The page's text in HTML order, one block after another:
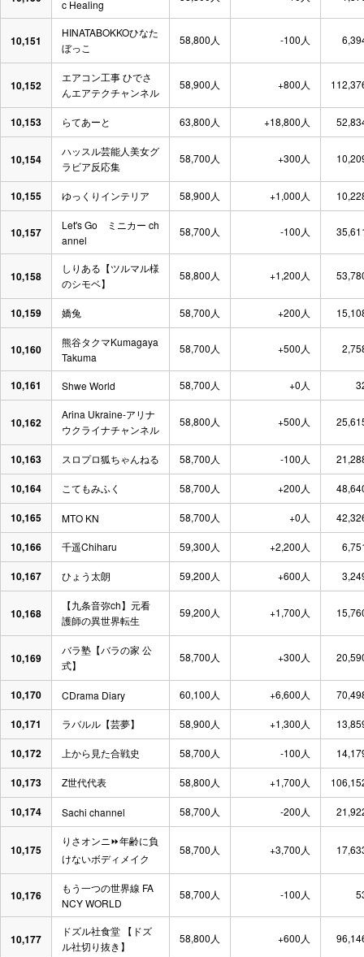
c Healing
10,151
HINATABOKKOひなた
ぼっこ
58,800人 -100人
10,152
エアコン工事 ひでさ
んエアテクチャンネル
58,900人 +800人
10,153 らてあーと 63,800人 +18,800人
10,154
ハッスル芸能人美女グ
ラビア反応集
58,700人 +300人
10,155 ゆっくりインテリア 58,900人 +1,000人
10,157
Let's Go ミニカー ch
annel
58,700人 -100人
10,158
しりある【ツルマル様
のシモベ】
58,800人 +1,200人
10,159 嬌兔 58,700人 +200人
10,160
熊谷タクマKumagaya
Takuma
58,700人 +500人
10,161 Shwe World 58,700人 +0人
10,162
Arina Ukraine-アリナ
ウクライナチャンネル
58,800人 +500人
10,163 スロプロ狐ちゃんねる 58,700人 -100人
10,164 こてもみふく 58,700人 +200人
10,165 MTO KN 58,700人 +0人
10,166 千遥Chiharu 59,300人 +2,200人
10,167 ひょう太朗 59,200人 +600人
10,168
【九条音弥ch】元看
護師の異世界転生
59,200人 +1,700人
10,169
バラ塾【バラの家 公
式】
58,700人 +300人
10,170 CDrama Diary 60,100人 +6,600人
10,171 ラバルル【芸夢】 58,900人 +1,300人
10,172 上から見た合戦史 58,700人 -100人
10,173 Z世代代表 58,800人 +1,700人
10,174 Sachi channel 58,700人 -200人
10,175
りさオンニ⏩️年齢に負
けないボディメイク
58,700人 +3,700人
10,176
もう一つの世界線 FA
NCY WORLD
58,700人 -100人
10,177
ドズル社食堂 【ドズ
ル社切り抜き】
58,800人 +600人